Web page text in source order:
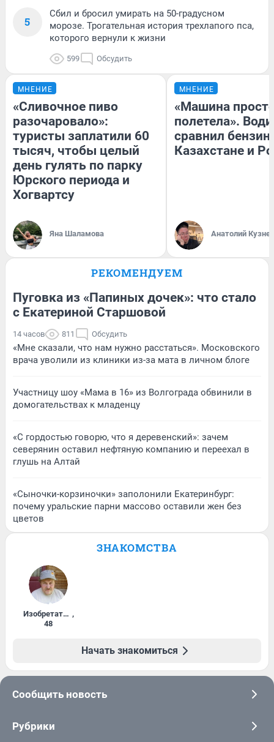
5
Сбил и бросил умирать на 50-градусном
морозе. Трогательная история трехлапого пса,
которого вернули к жизни
599 Обсудить
МНЕНИЕ
«Сливочное пиво
разочаровало»:
туристы заплатили 60
тысяч, чтобы целый
день гулять по парку
Юрского периода и
Хогвартсу
Яна Шаламова
МНЕНИЕ
«Машина
полетела».
сравнил бензин
Казахстане и
Анатолий
РЕКОМЕНДУЕМ
Пуговка из «Папиных дочек»: что стало
с Екатериной Старшовой
14 часов 811 Обсудить
«Мне сказали, что нам нужно расстаться». Московского
врача уволили из клиники из-за мата в личном блоге
Участницу шоу «Мама в 16» из Волгограда обвинили в
домогательствах к младенцу
«С гордостью говорю, что я деревенский»: зачем
северянин оставил нефтяную компанию и переехал в
глушь на Алтай
«Сыночки-корзиночки» заполонили Екатеринбург:
почему уральские парни массово оставили жен без
цветов
ЗНАКОМСТВА
Изобретатель ,
48
Начать знакомиться
Сообщить новость
Рубрики